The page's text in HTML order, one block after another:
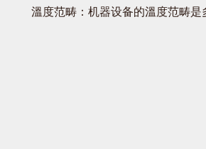
溫度范畴：机器设备的溫度范畴是